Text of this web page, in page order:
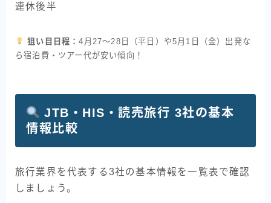
連休後半
狙い目日程：4月27〜28日（平日）や5月1日（金）出発な
ら宿泊費・ツアー代が安い傾向！
JTB・HIS・読売旅行 3社の基本
情報比較
旅行業界を代表する3社の基本情報を一覧表で確認
しましょう。